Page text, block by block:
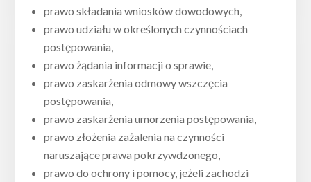
prawo składania wniosków dowodowych,
prawo udziału w określonych czynnościach
postępowania,
prawo żądania informacji o sprawie,
prawo zaskarżenia odmowy wszczęcia
postępowania,
prawo zaskarżenia umorzenia postępowania,
prawo złożenia zażalenia na czynności
naruszające prawa pokrzywdzonego,
prawo do ochrony i pomocy, jeżeli zachodzi